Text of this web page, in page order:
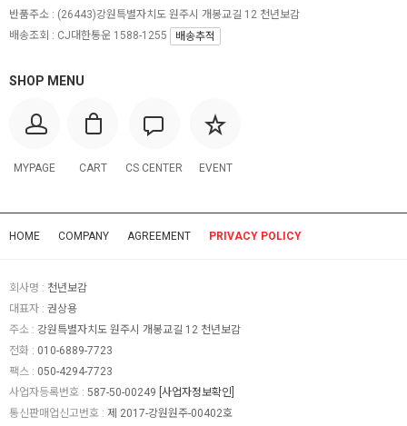
SHOP MENU
MYPAGE CART CS CENTER EVENT
반품주소 : (26443)강원특별자치도 원주시 개봉교길 12 천년보감
배송조회 : CJ대한통운 1588-1255
배송추적
HOME COMPANY AGREEMENT PRIVACY POLICY
회사명 : 천년보감
대표자 : 권상용
주소 : 강원특별자치도 원주시 개봉교길 12 천년보감
전화 : 010-6889-7723
팩스 : 050-4294-7723
사업자등록번호 : 587-50-00249 [사업자정보확인]
통신판매업신고번호 : 제 2017-강원원주-00402호